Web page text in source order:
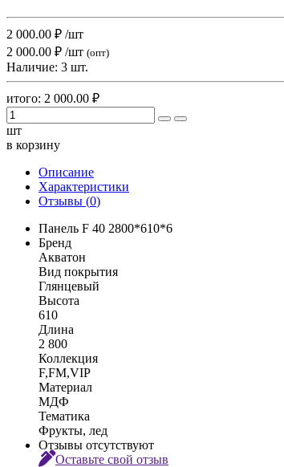
2 000.00 ₽ /шт
2 000.00 ₽ /шт (опт)
Наличие: 3 шт.
итого: 2 000.00 ₽
шт
в корзину
Описание
Характеристики
Отзывы (0)
Панель F 40 2800*610*6
Бренд
Акватон
Вид покрытия
Глянцевый
Высота
610
Длина
2 800
Коллекция
F,FM,VIP
Материал
МДФ
Тематика
Фрукты, лед
Отзывы отсутствуют
Оставьте свой отзыв